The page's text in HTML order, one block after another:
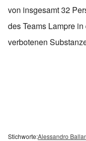
von insgesamt 32
des Teams Lampre
verbotenen
Stichworte:Alessandro